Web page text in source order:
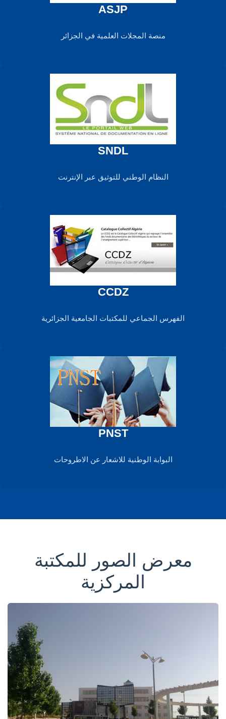
ASJP
منصة المجلات العلمية في الجزائر
SNDL
النظام الوطني للتوثيق عبر الإنترنت
CCDZ
الفهرس الجماعي للمكتبات الجامعية الجزائرية
PNST
البوابة الوطنية للاشعار عن الاطروحات
معرض الصور للمكتبة
المركزية